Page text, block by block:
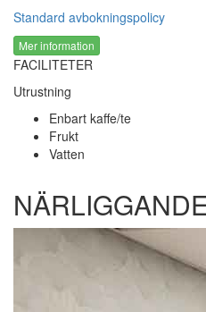
Standard avbokningspolicy
Mer information
FACILITETER
Utrustning
Enbart kaffe/te
Frukt
Vatten